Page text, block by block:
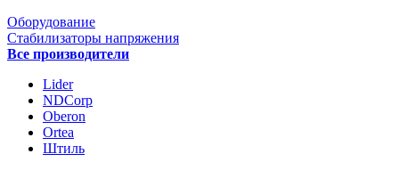
Оборудование
Стабилизаторы напряжения
Все производители
Lider
NDCorp
Oberon
Ortea
Штиль